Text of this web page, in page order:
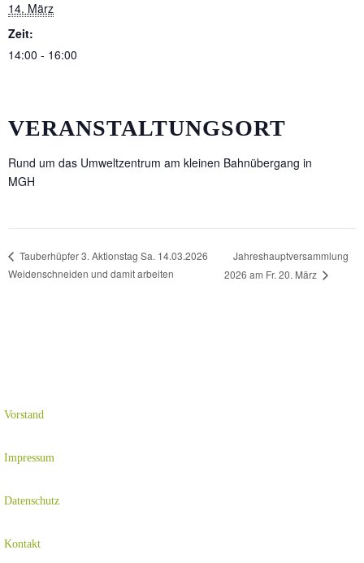
14. März
Zeit:
14:00 - 16:00
VERANSTALTUNGSORT
Rund um das Umweltzentrum am kleinen Bahnübergang in
MGH
Tauberhüpfer 3. Aktionstag Sa. 14.03.2026
Weidenschneiden und damit arbeiten
Jahreshauptversammlung
2026 am Fr. 20. März
Vorstand
Impressum
Datenschutz
Kontakt